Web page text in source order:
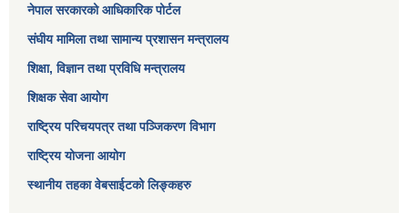
नेपाल सरकारको आधिकारिक पोर्टल
संघीय मामिला तथा सामान्य प्रशासन मन्त्रालय
शिक्षा, विज्ञान तथा प्रविधि मन्त्रालय
शिक्षक सेवा आयोग
राष्ट्रिय परिचयपत्र तथा पञ्जिकरण विभाग
राष्ट्रिय योजना आयोग
स्थानीय तहका वेबसाईटको लिङ्कहरु